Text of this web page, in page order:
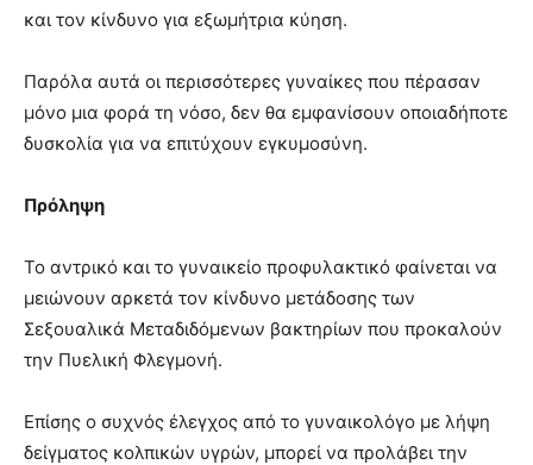
και τον κίνδυνο για εξωμήτρια κύηση.
Παρόλα αυτά οι περισσότερες γυναίκες που πέρασαν
μόνο μια φορά τη νόσο, δεν θα εμφανίσουν οποιαδήποτε
δυσκολία για να επιτύχουν εγκυμοσύνη.
Πρόληψη
Το αντρικό και το γυναικείο προφυλακτικό φαίνεται να
μειώνουν αρκετά τον κίνδυνο μετάδοσης των
Σεξουαλικά Μεταδιδόμενων βακτηρίων που προκαλούν
την Πυελική Φλεγμονή.
Επίσης ο συχνός έλεγχος από το γυναικολόγο με λήψη
δείγματος κολπικών υγρών, μπορεί να προλάβει την